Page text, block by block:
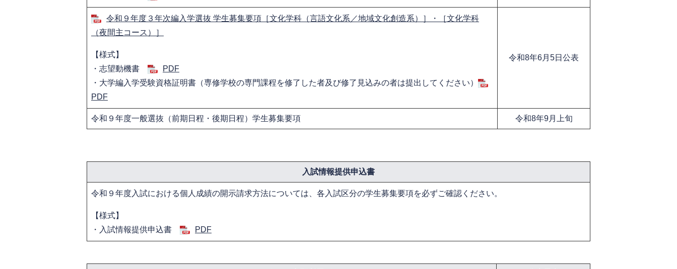
令和９年度３年次編入学選抜 学生募集要項［文化学科（言語文化系／地域文化創造系）］・［文化学科
（夜間主コース）］
【様式】
・志望動機書
PDF
・大学編入学受験資格証明書（専修学校の専門課程を修了した者及び修了見込みの者は提出してください）
PDF
令和8年6月5日公表
令和９年度一般選抜（前期日程・後期日程）学生募集要項 令和8年9月上旬
入試情報提供申込書
令和９年度入試における個人成績の開示請求方法については、各入試区分の学生募集要項を必ずご確認ください。
【様式】
・入試情報提供申込書
PDF